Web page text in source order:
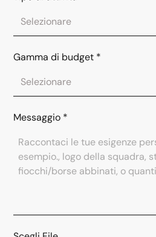
Gamma di budget *
Messaggio *